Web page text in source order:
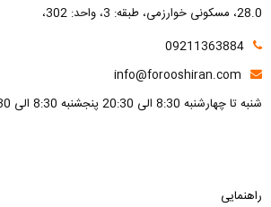
28.0، مسکونی خوارزمی، طبقه: 3، واحد: 302،
09211363884
info@forooshiran.com
شنبه تا چهارشنبه 8:30 الی 20:30 پنجشنبه 8:30 الی 12:30
راهنمایی